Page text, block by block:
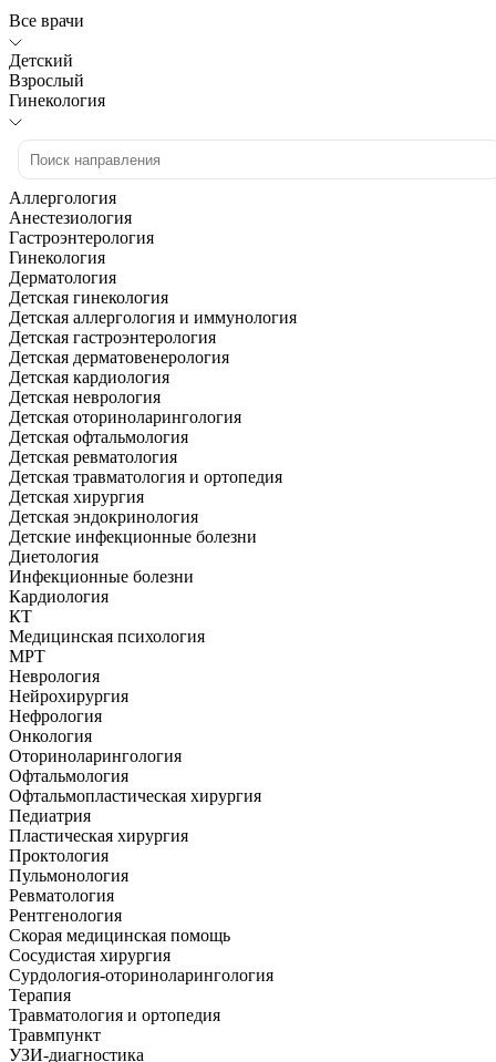
Все врачи
Детский
Взрослый
Гинекология
Аллергология
Анестезиология
Гастроэнтерология
Гинекология
Дерматология
Детская гинекология
Детская аллергология и иммунология
Детская гастроэнтерология
Детская дерматовенерология
Детская кардиология
Детская неврология
Детская оториноларингология
Детская офтальмология
Детская ревматология
Детская травматология и ортопедия
Детская хирургия
Детская эндокринология
Детские инфекционные болезни
Диетология
Инфекционные болезни
Кардиология
КТ
Медицинская психология
МРТ
Неврология
Нейрохирургия
Нефрология
Онкология
Оториноларингология
Офтальмология
Офтальмопластическая хирургия
Педиатрия
Пластическая хирургия
Проктология
Пульмонология
Ревматология
Рентгенология
Скорая медицинская помощь
Сосудистая хирургия
Сурдология-оториноларингология
Терапия
Травматология и ортопедия
Травмпункт
УЗИ-диагностика